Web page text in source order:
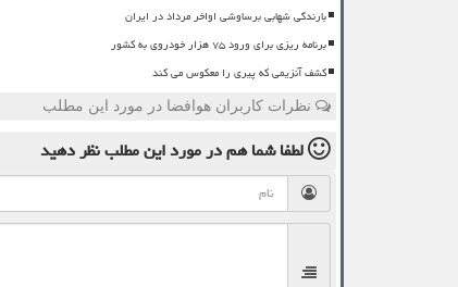
بارندگی شهابی برساوشی اواخر مرداد در ایران
برنامه ریزی برای ورود ۷۵ هزار خودروی به کشور
کشف آنزیمی که پیری را معکوس می کند
نظرات کاربران هوافضا در مورد این مطلب
لطفا شما همدر مورد این مطلبنظر دهید